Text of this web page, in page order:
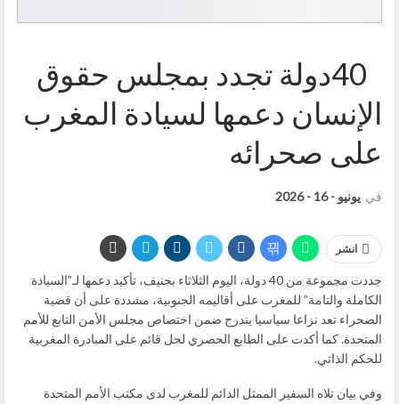
40دولة تجدد بمجلس حقوق
الإنسان دعمها لسيادة المغرب
على صحرائه
في يونيو - 16 - 2026
انشر
جددت مجموعة من 40 دولة، اليوم الثلاثاء بجنيف، تأكيد دعمها لـ”السيادة
الكاملة والتامة” للمغرب على أقاليمه الجنوبية، مشددة على أن قضية
الصحراء تعد نزاعا سياسيا يندرج ضمن اختصاص مجلس الأمن التابع للأمم
المتحدة. كما أكدت على الطابع الحصري لحل قائم على المبادرة المغربية
للحكم الذاتي.
وفي بيان تلاه السفير الممثل الدائم للمغرب لدى مكتب الأمم المتحدة